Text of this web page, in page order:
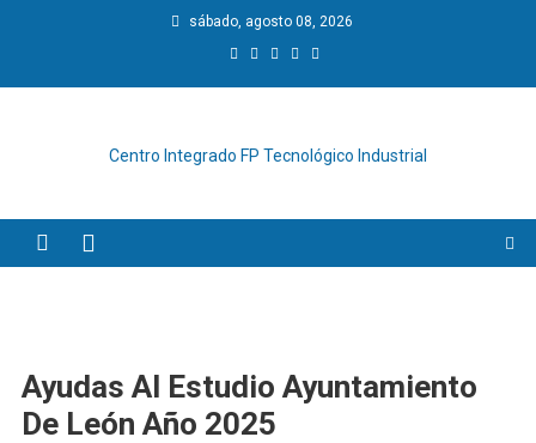
sábado, agosto 08, 2026
Centro Integrado FP Tecnológico Industrial
Ayudas Al Estudio Ayuntamiento
De León Año 2025